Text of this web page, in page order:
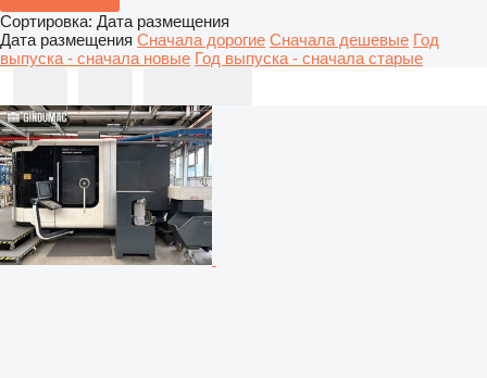
Сортировка: Дата размещения
Дата размещения Сначала дорогие Сначала дешевые Год
выпуска - сначала новые Год выпуска - сначала старые